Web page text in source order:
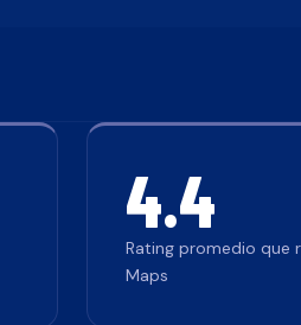
4.4
Rating promedio que
Maps